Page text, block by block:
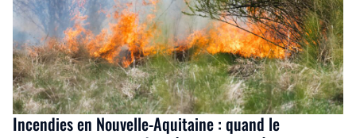
Incendies en Nouvelle-Aquitaine : quand le